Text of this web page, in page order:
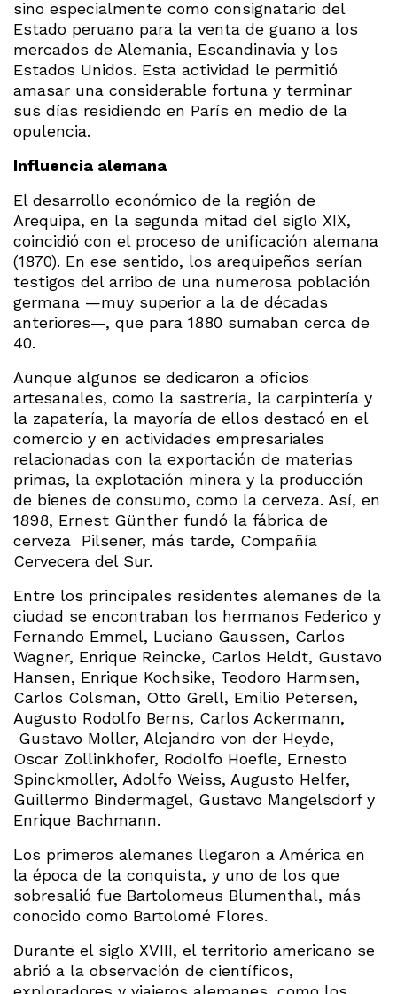
sino especialmente como consignatario del
Estado peruano para la venta de guano a los
mercados de Alemania, Escandinavia y los
Estados Unidos. Esta actividad le permitió
amasar una considerable fortuna y terminar
sus días residiendo en París en medio de la
opulencia.
Influencia alemana
El desarrollo económico de la región de
Arequipa, en la segunda mitad del siglo XIX,
coincidió con el proceso de unificación alemana
(1870). En ese sentido, los arequipeños serían
testigos del arribo de una numerosa población
germana —muy superior a la de décadas
anteriores—, que para 1880 sumaban cerca de
40.
Aunque algunos se dedicaron a oficios
artesanales, como la sastrería, la carpintería y
la zapatería, la mayoría de ellos destacó en el
comercio y en actividades empresariales
relacionadas con la exportación de materias
primas, la explotación minera y la producción
de bienes de consumo, como la cerveza. Así, en
1898, Ernest Günther fundó la fábrica de
cerveza Pilsener, más tarde, Compañía
Cervecera del Sur.
Entre los principales residentes alemanes de la
ciudad se encontraban los hermanos Federico y
Fernando Emmel, Luciano Gaussen, Carlos
Wagner, Enrique Reincke, Carlos Heldt, Gustavo
Hansen, Enrique Kochsike, Teodoro Harmsen,
Carlos Colsman, Otto Grell, Emilio Petersen,
Augusto Rodolfo Berns, Carlos Ackermann,
Gustavo Moller, Alejandro von der Heyde,
Oscar Zollinkhofer, Rodolfo Hoefle, Ernesto
Spinckmoller, Adolfo Weiss, Augusto Helfer,
Guillermo Bindermagel, Gustavo Mangelsdorf y
Enrique Bachmann.
Los primeros alemanes llegaron a América en
la época de la conquista, y uno de los que
sobresalió fue Bartolomeus Blumenthal, más
conocido como Bartolomé Flores.
Durante el siglo XVIII, el territorio americano se
abrió a la observación de científicos,